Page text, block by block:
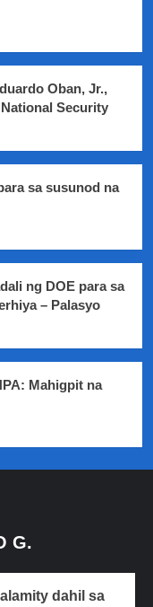
Oban, Jr.,
Security
sa susunod na
ng DOE para sa
– Palasyo
Mahigpit na
G.
dahil sa